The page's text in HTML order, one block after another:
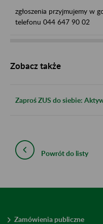
zgłoszenia przyjmujemy w
telefonu 044 647 90 02
Zobacz także
Zaproś ZUS do siebie:
Powrót do listy
Zamówienia publiczne